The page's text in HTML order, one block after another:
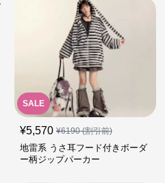
SALE
¥5,570 ¥6190(割引前)
地雷系 うさ耳フード付きボーダ
ー柄ジップパーカー